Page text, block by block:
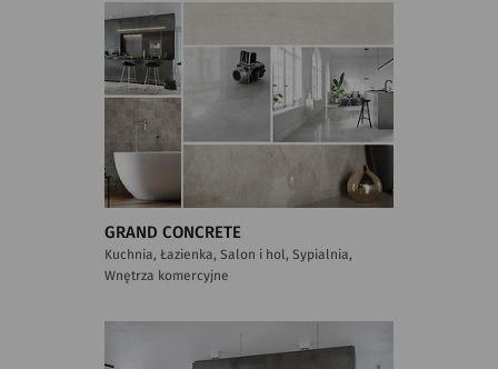
GRAND CONCRETE
Kuchnia, Łazienka, Salon i hol, Sypialnia,
Wnętrza komercyjne